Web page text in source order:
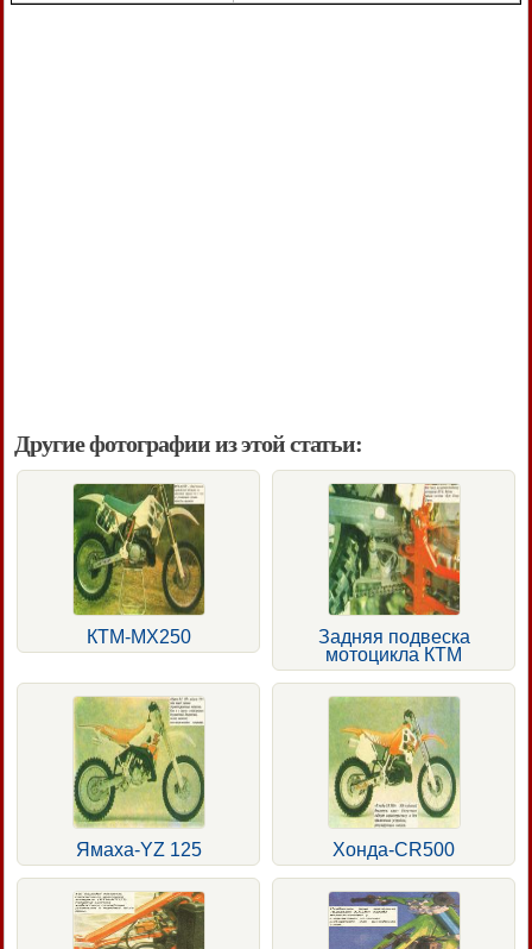
Другие фотографии из этой статьи:
КТМ-МХ250
Задняя подвеска
мотоцикла КТМ
Ямаха-YZ 125 Хонда-CR500